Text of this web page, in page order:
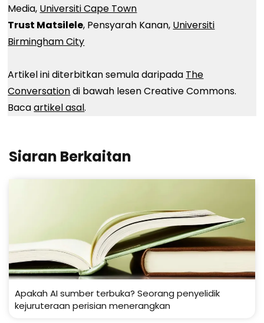
Media, Universiti Cape Town
Trust Matsilele, Pensyarah Kanan, Universiti
Birmingham City
Artikel ini diterbitkan semula daripada The
Conversationdi bawah lesen Creative Commons.
Bacaartikel asal.
Siaran Berkaitan
Apakah AI sumber terbuka? Seorang penyelidik
kejuruteraan perisian menerangkan